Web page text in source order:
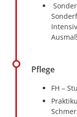
Pflege
FH –